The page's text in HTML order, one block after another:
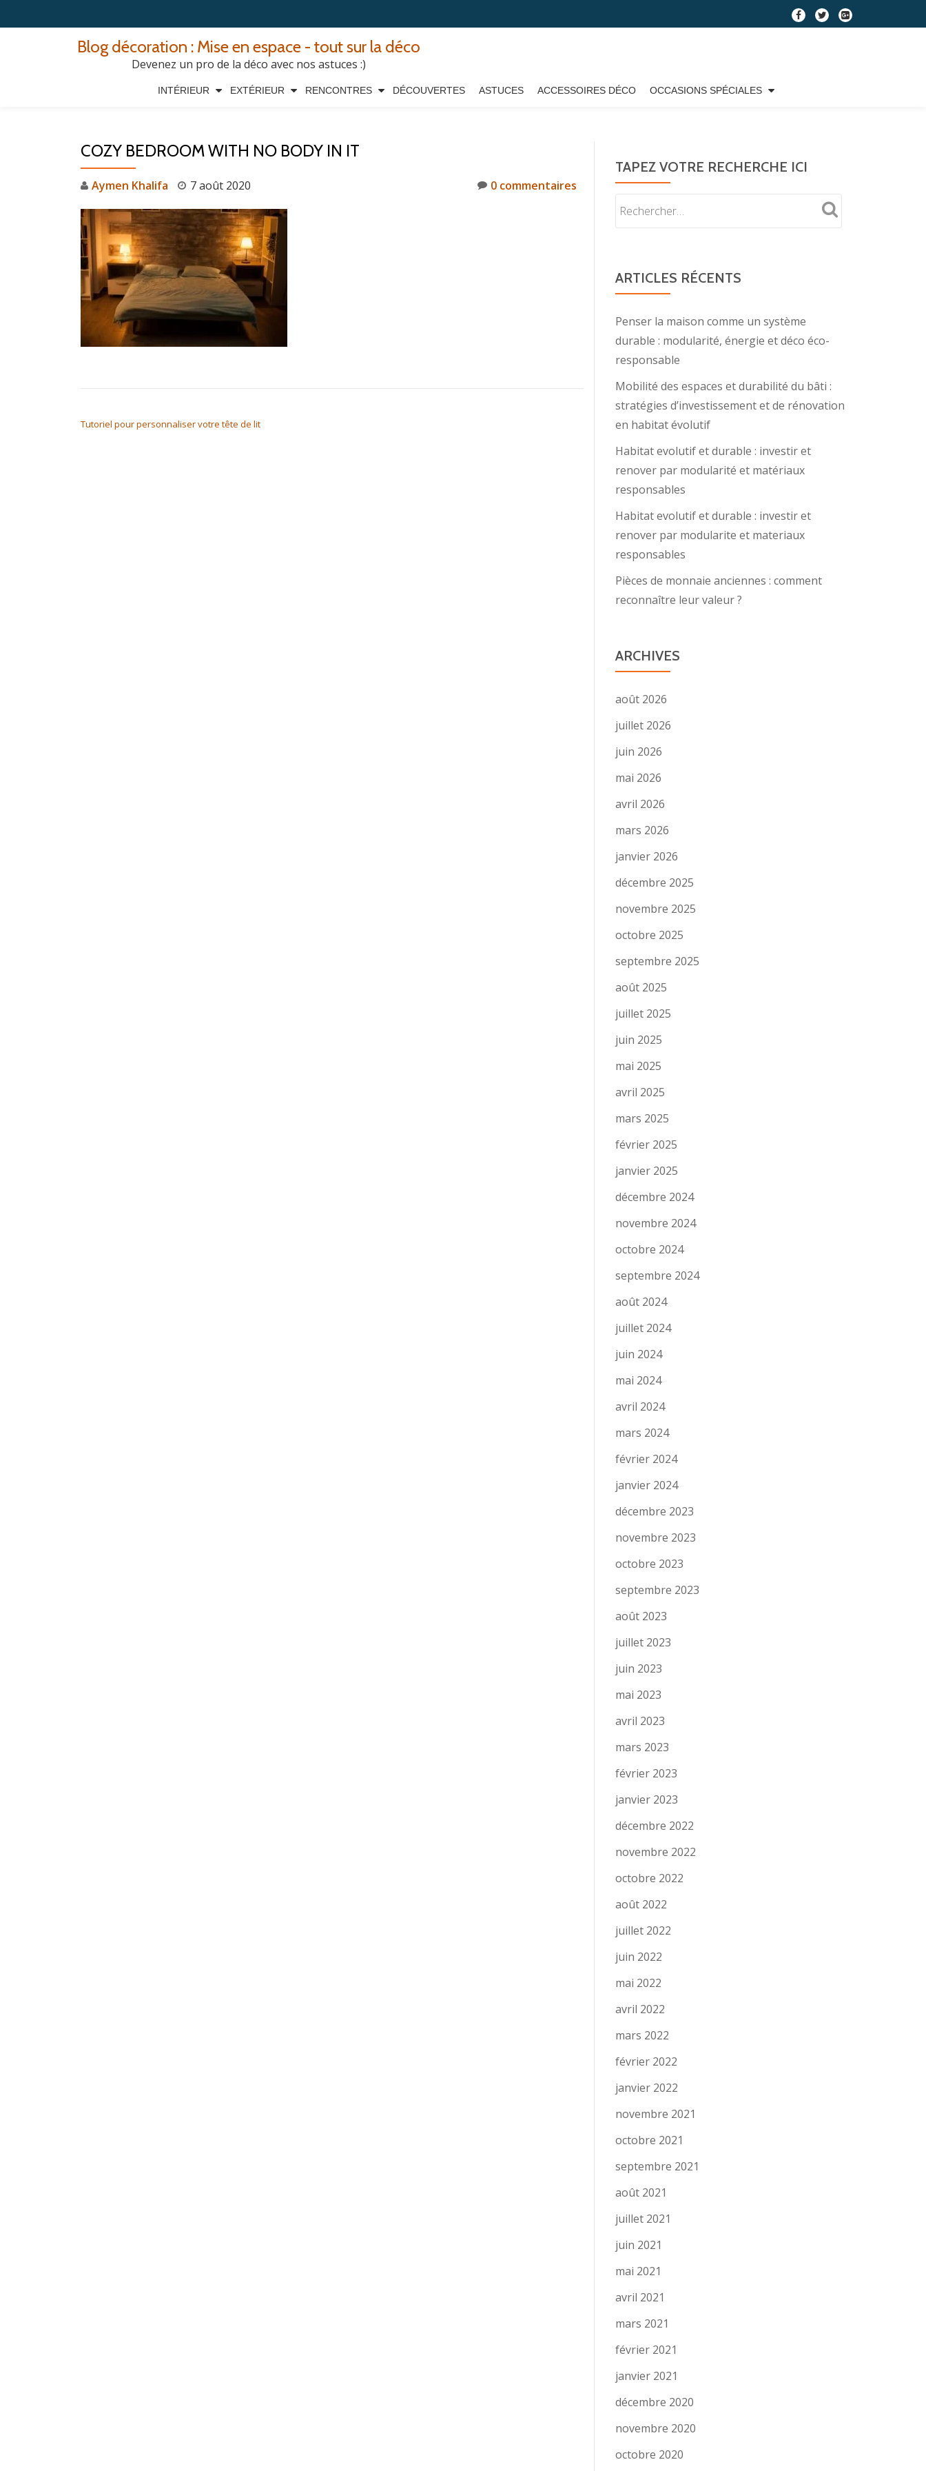
fa-
fa-
fa-
Blog décoration : Mise en espace - tout sur la déco
Devenez un pro de la déco avec nos astuces :)
INTÉRIEUR EXTÉRIEUR RENCONTRES DÉCOUVERTES ASTUCES ACCESSOIRES DÉCO OCCASIONS SPÉCIALES
COZY BEDROOM WITH NO BODY IN IT
Aymen Khalifa 7 août 2020 0 commentaires
Tutoriel pour personnaliser votre tête de lit
TAPEZ VOTRE RECHERCHE ICI
ARTICLES RÉCENTS
Penser la maison comme un système
durable : modularité, énergie et déco éco-
responsable
Mobilité des espaces et durabilité du bâti :
stratégies d’investissement et de rénovation
en habitat évolutif
Habitat evolutif et durable : investir et
renover par modularité et matériaux
responsables
Habitat evolutif et durable : investir et
renover par modularite et materiaux
responsables
Pièces de monnaie anciennes : comment
reconnaître leur valeur ?
ARCHIVES
août 2026
juillet 2026
juin 2026
mai 2026
avril 2026
mars 2026
janvier 2026
décembre 2025
novembre 2025
octobre 2025
septembre 2025
août 2025
juillet 2025
juin 2025
mai 2025
avril 2025
mars 2025
février 2025
janvier 2025
décembre 2024
novembre 2024
octobre 2024
septembre 2024
août 2024
juillet 2024
juin 2024
mai 2024
avril 2024
mars 2024
février 2024
janvier 2024
décembre 2023
novembre 2023
octobre 2023
septembre 2023
août 2023
juillet 2023
juin 2023
mai 2023
avril 2023
mars 2023
février 2023
janvier 2023
décembre 2022
novembre 2022
octobre 2022
août 2022
juillet 2022
juin 2022
mai 2022
avril 2022
mars 2022
février 2022
janvier 2022
novembre 2021
octobre 2021
septembre 2021
août 2021
juillet 2021
juin 2021
mai 2021
avril 2021
mars 2021
février 2021
janvier 2021
décembre 2020
novembre 2020
octobre 2020